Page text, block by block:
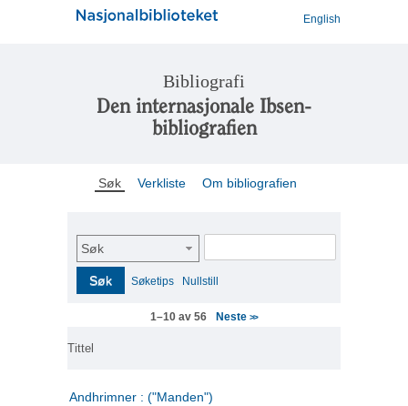
English
Bibliografi
Den internasjonale Ibsen-
bibliografien
Søk Verkliste Om bibliografien
Søk
Søk Søketips Nullstill
1–10 av 56 Neste>>
Tittel
Andhrimner : ("Manden")